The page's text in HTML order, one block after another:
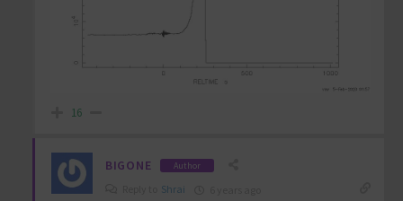
16
BIGONE Author
Shrai